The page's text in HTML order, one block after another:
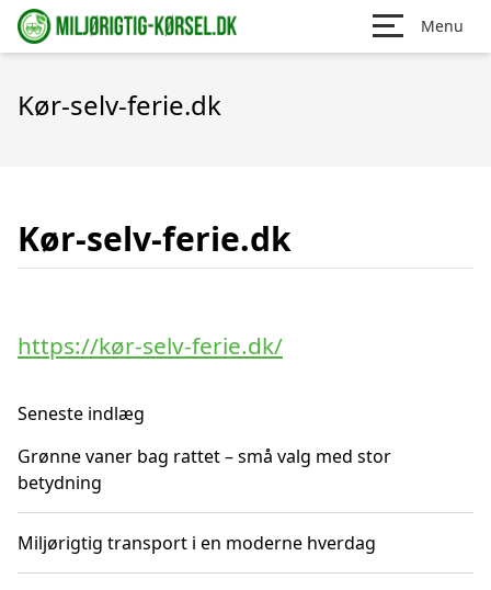
Menu
Kør-selv-ferie.dk
Kør-selv-ferie.dk
https://kør-selv-ferie.dk/
Seneste indlæg
Grønne vaner bag rattet – små valg med stor
betydning
Miljørigtig transport i en moderne hverdag